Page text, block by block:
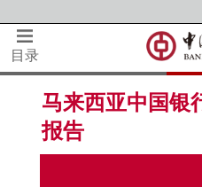
目录
马来西亚中国银
报告